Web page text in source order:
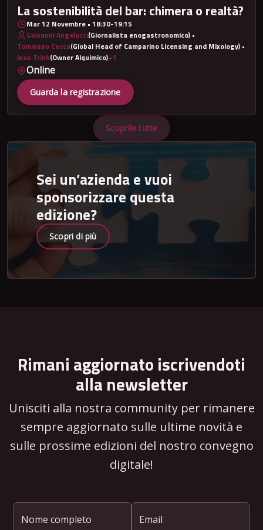
La sostenibilità del bar: chimera o realtà?
Mar 12 Novembre • 18:30-19:15
Giovanni Angelucci(Giornalista enogastronomico) •
Tommaso Cecca(Global Head of Camparino Licensing and Mixology) •
Jean Trinh(Owner Alquimico)+1
Online
Guarda la registrazione
Scoprile tutte
Sei un’azienda e vuoi
sponsorizzare questa
edizione?
Scopri di più
Rimani aggiornato iscrivendoti
alla newsletter
Unisciti alla nostra community per rimanere
sempre aggiornato sulle ultime novità e
sulle prossime edizioni del nostro convegno
digitale!
Nome completo Email